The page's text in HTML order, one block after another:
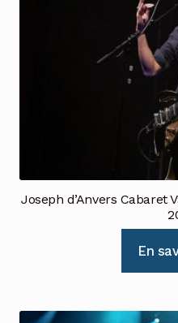
Joseph d’Anvers Cabaret
En